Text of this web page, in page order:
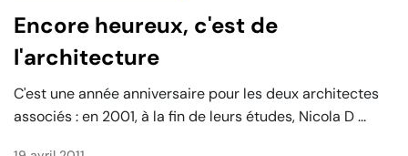
Encore heureux, c'est de
l'architecture
C'est une année anniversaire pour les deux architectes
associés : en 2001, à la fin de leurs études, Nicola D ...